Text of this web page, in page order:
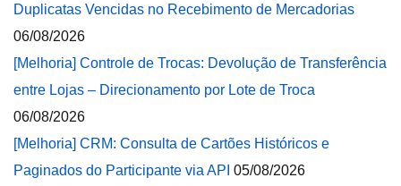
Duplicatas Vencidas no Recebimento de Mercadorias
06/08/2026
[Melhoria] Controle de Trocas: Devolução de Transferência
entre Lojas – Direcionamento por Lote de Troca
06/08/2026
[Melhoria] CRM: Consulta de Cartões Históricos e
Paginados do Participante via API 05/08/2026